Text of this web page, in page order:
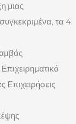
μιας
τα 4
Επιχειρήσεις